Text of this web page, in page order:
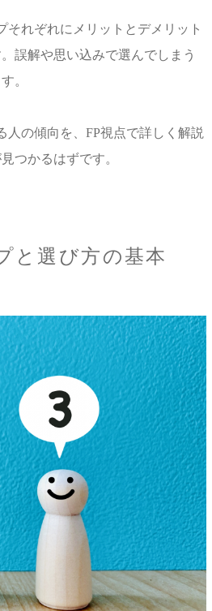
れぞれにメリットとデメリット
誤解や思い込みで選んでしまう
。
人の傾向を、FP視点で詳しく解説
つかるはずです。
と選び方の基本